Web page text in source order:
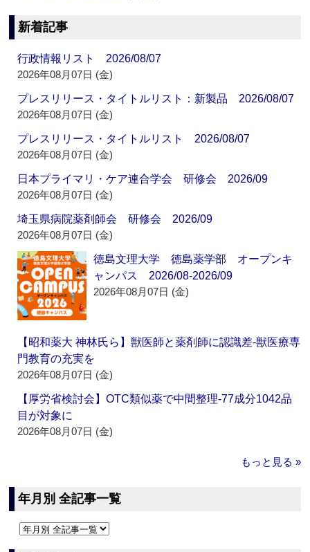
新着記事
行政情報リスト 2026/08/07
2026年08月07日 (金)
プレスリリース・タイトルリスト：新製品 2026/08/07
2026年08月07日 (金)
プレスリリース・タイトルリスト 2026/08/07
2026年08月07日 (金)
日本プライマリ・ケア連合学会 研修会 2026/09
2026年08月07日 (金)
埼玉県病院薬剤師会 研修会 2026/09
2026年08月07日 (金)
徳島文理大学 徳島薬学部 オープンキ
ャンパス 2026/08-2026/09
2026年08月07日 (金)
【昭和薬大 神林氏ら】獣医師と薬剤師に認識差‐獣医療専
門教育の充実を
2026年08月07日 (金)
【厚労省検討会】OTC類似薬で中間整理‐77成分1042品
目が対象に
2026年08月07日 (金)
もっと見る »
年月別 全記事一覧